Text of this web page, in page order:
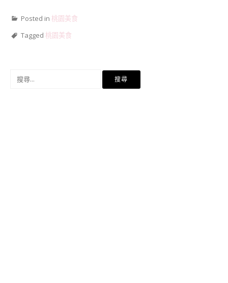
Posted in 桃園美食
Tagged 桃園美食